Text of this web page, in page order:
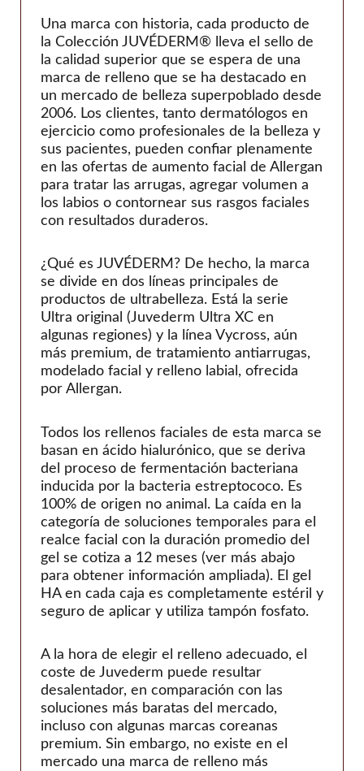
Una marca con historia, cada producto de
la Colección JUVÉDERM® lleva el sello de
la calidad superior que se espera de una
marca de relleno que se ha destacado en
un mercado de belleza superpoblado desde
2006. Los clientes, tanto dermatólogos en
ejercicio como profesionales de la belleza y
sus pacientes, pueden confiar plenamente
en las ofertas de aumento facial de Allergan
para tratar las arrugas, agregar volumen a
los labios o contornear sus rasgos faciales
con resultados duraderos.
¿Qué es JUVÉDERM? De hecho, la marca
se divide en dos líneas principales de
productos de ultrabelleza. Está la serie
Ultra original (Juvederm Ultra XC en
algunas regiones) y la línea Vycross, aún
más premium, de tratamiento antiarrugas,
modelado facial y relleno labial, ofrecida
por Allergan.
Todos los rellenos faciales de esta marca se
basan en ácido hialurónico, que se deriva
del proceso de fermentación bacteriana
inducida por la bacteria estreptococo. Es
100% de origen no animal. La caída en la
categoría de soluciones temporales para el
realce facial con la duración promedio del
gel se cotiza a 12 meses (ver más abajo
para obtener información ampliada). El gel
HA en cada caja es completamente estéril y
seguro de aplicar y utiliza tampón fosfato.
A la hora de elegir el relleno adecuado, el
coste de Juvederm puede resultar
desalentador, en comparación con las
soluciones más baratas del mercado,
incluso con algunas marcas coreanas
premium. Sin embargo, no existe en el
mercado una marca de relleno más
Jetema
LG química
Marllor
MatexLab
Medianas
medytox
NeoGénesis
Nexus Farma
Dermatología Profesional
PY Médico
Reanzen
Biotecnología Regen
Tan joven
teoxano
Viscentom